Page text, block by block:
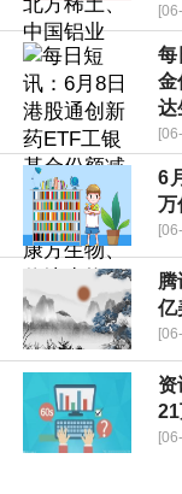
每
金
达
6
万
腾
亿
资